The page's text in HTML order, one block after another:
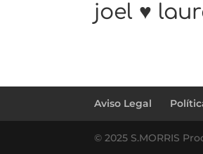
joel ♥
Aviso Legal
© 2025 S.MORRIS